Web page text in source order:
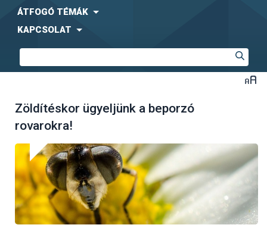
ÁTFOGÓ TÉMÁK
KAPCSOLAT
Zöldítéskor ügyeljünk a beporzó
rovarokra!